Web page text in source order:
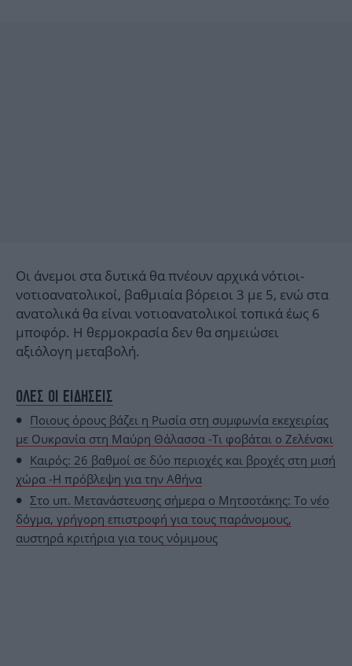
Οι άνεμοι στα δυτικά θα πνέουν αρχικά νότιοι-
νοτιοανατολικοί, βαθμιαία βόρειοι 3 με 5, ενώ στα
ανατολικά θα είναι νοτιοανατολικοί τοπικά έως 6
μποφόρ. Η θερμοκρασία δεν θα σημειώσει
αξιόλογη μεταβολή.
ΟΛΕΣ ΟΙ ΕΙΔΗΣΕΙΣ
Ποιους όρους βάζει η Ρωσία στη συμφωνία εκεχειρίας
με Ουκρανία στη Μαύρη Θάλασσα -Τι φοβάται ο Ζελένσκι
Καιρός: 26 βαθμοί σε δύο περιοχές και βροχές στη μισή
χώρα -Η πρόβλεψη για την Αθήνα
Στο υπ. Μετανάστευσης σήμερα ο Μητσοτάκης: Το νέο
δόγμα, γρήγορη επιστροφή για τους παράνομους,
αυστηρά κριτήρια για τους νόμιμους